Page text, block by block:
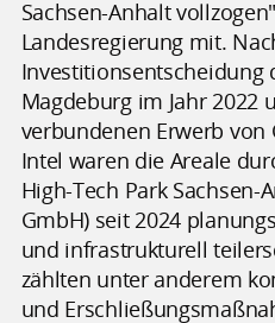
Sachsen-Anhalt
Landesregierung mit.
Investitionsentscheidung
Magdeburg im Jahr 2022
verbundenen Erwerb
Intel waren die Areale
High-Tech Park Sachsen-
GmbH) seit 2024
und infrastrukturell
zählten unter anderem
und